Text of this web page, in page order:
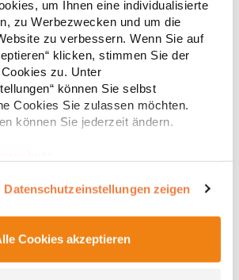
um Ihnen eine individualisierte
zu Werbezwecken und um die
zu verbessern. Wenn Sie auf
klicken, stimmen Sie der
zu. Unter
können Sie selbst
Cookies Sie zulassen möchten.
können Sie jederzeit ändern.
Datenschutzeinstellungen zeigen
Cookies akzeptieren
Sitz Pfegehinweis: Trockner
zur Produktsicherheit: Herst.-Nr.:
GmbH & Co. KG Am Stadtholz
39 33609 Bielefeld Deutschland E-Mail: info@seidensticker.de
61,71 € *
Mwst. + Versandkosten *